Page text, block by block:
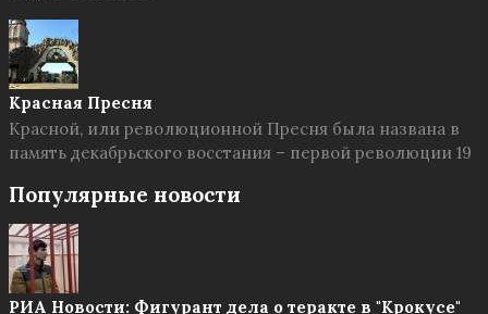
Красная Пресня
Красной, или революционной Пресня была названа в
память декабрьского восстания – первой революции 19
Популярные новости
РИА Новости: Фигурант дела о теракте в "Крокусе"